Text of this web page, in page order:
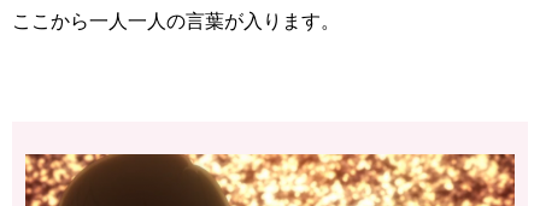
ここから一人一人の言葉が入ります。